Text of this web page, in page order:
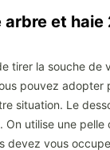
arbre et
tirer la souche de
pouvez adopter
situation. Le
utilise une pelle
devez vous